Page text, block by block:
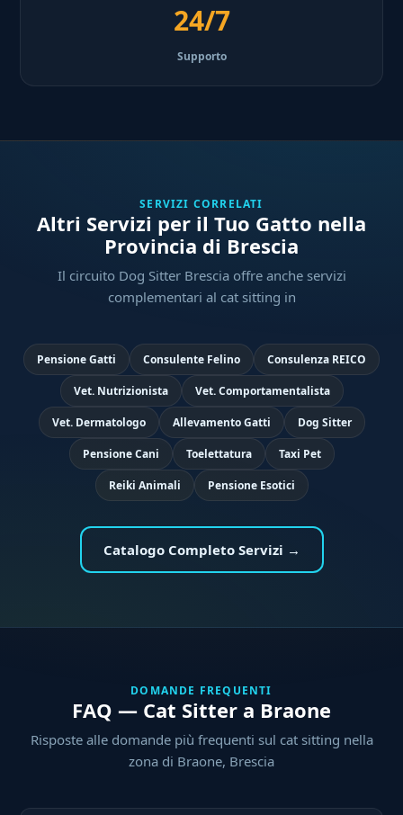
24/7
Supporto
SERVIZI CORRELATI
Altri Servizi per il Tuo Gatto nella
Provincia di Brescia
Il circuito Dog Sitter Brescia offre anche servizi
complementari al cat sitting in
Pensione Gatti Consulente Felino Consulenza REICO
Vet. Nutrizionista Vet. Comportamentalista
Vet. Dermatologo Allevamento Gatti Dog Sitter
Pensione Cani Toelettatura Taxi Pet
Reiki Animali Pensione Esotici
Catalogo Completo Servizi →
DOMANDE FREQUENTI
FAQ — Cat Sitter a Braone
Risposte alle domande più frequenti sul cat sitting nella
zona di Braone, Brescia